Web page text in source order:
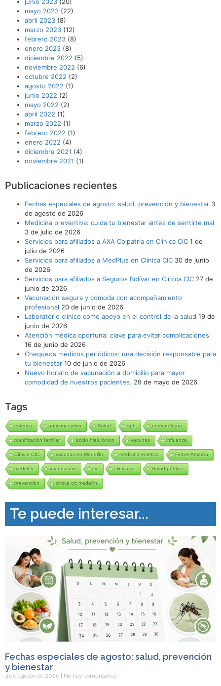
mayo 2023 (22)
abril 2023 (8)
marzo 2023 (12)
febrero 2023 (8)
enero 2023 (8)
diciembre 2022 (5)
noviembre 2022 (6)
octubre 2022 (2)
agosto 2022 (1)
junio 2022 (2)
mayo 2022 (2)
abril 2022 (1)
marzo 2022 (1)
febrero 2022 (1)
enero 2022 (4)
diciembre 2021 (4)
noviembre 2021 (1)
Publicaciones recientes
Fechas especiales de agosto: salud, prevención y bienestar 3
de agosto de 2026
Medicina preventiva: cuida tu bienestar antes de sentirte mal
3 de julio de 2026
Servicios para afiliados a AXA Colpatria en Clínica CIC 1 de
julio de 2026
Servicios para afiliados a MedPlus en Clínica CIC 30 de junio
de 2026
Servicios para afiliados a Seguros Bolívar en Clínica CIC 27 de
junio de 2026
Vacunación segura y cómoda con acompañamiento
profesional 20 de junio de 2026
Laboratorio clínico como apoyo en el control de la salud 19 de
junio de 2026
Atención médica oportuna: clave para evitar complicaciones
16 de junio de 2026
Chequeos médicos periódicos: una decisión responsable para
tu bienestar 10 de junio de 2026
Nuevo horario de vacunación a domicilio para mayor
comodidad de nuestros pacientes. 29 de mayo de 2026
Tags
estética anticonceptivo Salud vph dermatología
planificación familiar ácido hialurónico vacunas influenza
Clínica CIC vacunas en Medellín medicina estetica Fiebre Amarilla
medellín vacunación cic clinica cic Salud pública
prevención clinica cic medellin
Te puede interesar...
Fechas especiales de agosto: salud, prevención
y bienestar
3 de agosto de 2026 No hay comentarios